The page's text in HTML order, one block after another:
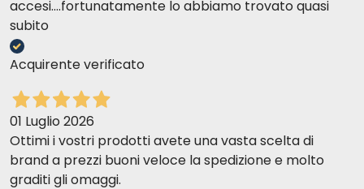
accesi....fortunatamente lo abbiamo trovato quasi
subito
Acquirente verificato
01 Luglio 2026
Ottimi i vostri prodotti avete una vasta scelta di
brand a prezzi buoni veloce la spedizione e molto
graditi gli omaggi.